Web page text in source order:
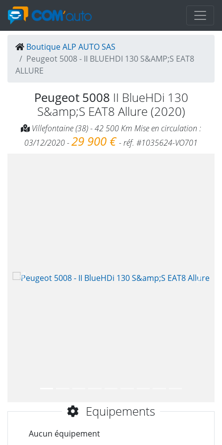
Boutique ALP AUTO SAS
Peugeot 5008 - II BLUEHDI 130 S&AMP;S EAT8
ALLURE
Peugeot 5008 II BlueHDi 130
S&amp;S EAT8 Allure (2020)
Villefontaine (38) - 42 500 Km Mise en circulation :
03/12/2020 -29 900 €- réf. #1035624-VO701
Précèdent
Equipements
Aucun équipement